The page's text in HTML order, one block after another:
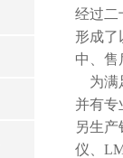
经过二
形成了
中、售
为满
并有专
另生产
仪、